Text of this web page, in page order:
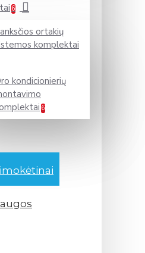
6
ortakių
komplektai
kondicionierių
6